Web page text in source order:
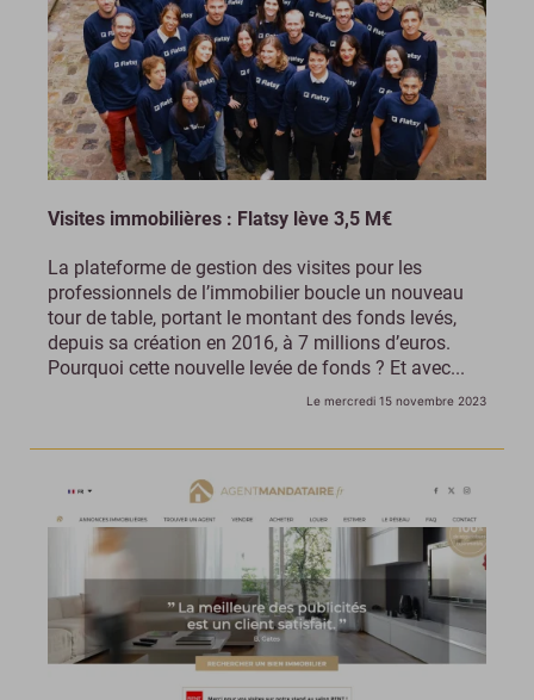
Visites immobilières : Flatsy lève 3,5 M€
La plateforme de gestion des visites pour les
professionnels de l’immobilier boucle un nouveau
tour de table, portant le montant des fonds levés,
depuis sa création en 2016, à 7 millions d’euros.
Pourquoi cette nouvelle levée de fonds ? Et avec...
Le mercredi 15 novembre 2023